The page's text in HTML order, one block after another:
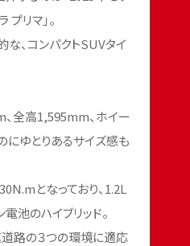
プリマ」。
、コンパクトSUVタイ
全高1,595mm、ホイー
にゆとりあるサイズ感も
となっており、1.2L
池のハイブリッド。
路の３つの環境に適応